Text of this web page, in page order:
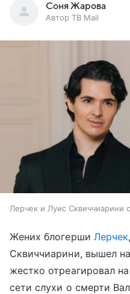
Соня Жарова
Автор ТВ Mail
Лерчек и Луис Сквиччиарини
Жених блогерши Лерчек
Сквиччиарини, вышел
жестко отреагировал
сети слухи о смерти